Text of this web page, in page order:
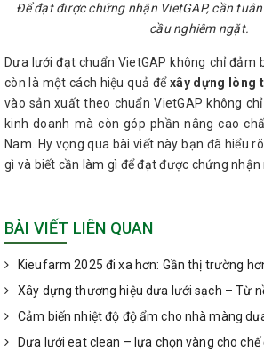
Để đạt được chứng nhận VietGAP, cần
cầu nghiêm ngặt.
Dưa lưới đạt chuẩn VietGAP không chỉ đảm
còn là một cách hiệu quả đểxây dựng lòng
vào sản xuất theo chuẩn VietGAP không
kinh doanh mà còn góp phần nâng cao
Nam. Hy vọng qua bài viết này bạn đã hiểu
gì và biết cần làm gì để đạt được chứng nhận
BÀI VIẾT LIÊN QUAN
Kieufarm 2025 đi xa hơn: Gần thị trường
Xây dựng thương hiệu dưa lưới sạch – Từ
Cảm biến nhiệt độ độ ẩm cho nhà màng
Dưa lưới eat clean – lựa chọn vàng cho